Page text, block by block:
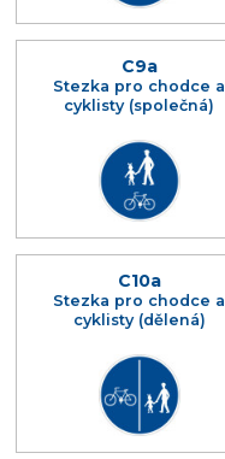
C9a
Stezka pro chodce a
cyklisty (společná)
C10a
Stezka pro chodce a
cyklisty (dělená)